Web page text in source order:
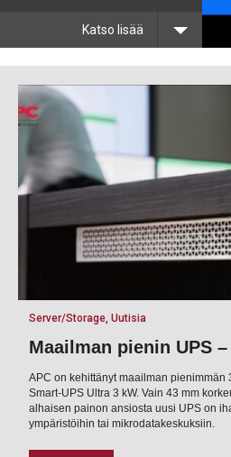
Katso lisää
Easy GDPR
tietoturvapalvelulle kehitettiin Easy GDPR-
tietosuojalain vaatimuksiin. Palvelussa on
yritysten on helppo sisäistää lain vaatimukset ja
vaatima osoitusvelvollisuus vaatimusten
Tietosuojan toteutus toimittajien valinnassa on
tietoisuuden lisääntymisen myötä myös
Tieto asiakasyritysten GDPR-kelpoisuudesta
Vastuullisuusraporttiin, jolloin tietosuojan
yrityksen kilpailueduksi.
Valmiiksi aukikirjoitettu sisältö
Rajapinta Suomen Asiakastiedolle
Lisämaksuton asiantuntijatuki
Kysy lisää SEC DATACOM-tiimiltä!
Server/Storage, Uutisia
Maailman pienin UPS
APC on kehittänyt maailman pienimmän
Smart-UPS Ultra 3 kW. Vain 43 mm
alhaisen painon ansiosta uusi UPS on
ympäristöihin tai mikrodatakeskuksiin.